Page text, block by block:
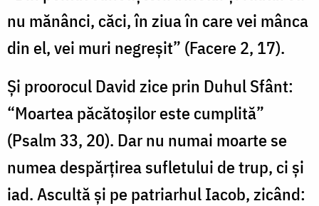
nu mănânci, căci, în ziua în care vei mânca
din el, vei muri negreșit” (Facere 2, 17).
Și proorocul David zice prin Duhul Sfânt:
“Moartea păcătoșilor este cumplită”
(Psalm 33, 20). Dar nu numai moarte se
numea despărțirea sufletului de trup, ci și
iad. Ascultă și pe patriarhul Iacob, zicând: